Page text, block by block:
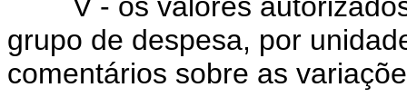
grupo de despesa, por
comentários sobre as